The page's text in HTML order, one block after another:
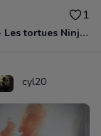
1
Figurine - Les tortues Ninja - Michelangelo
cyl20